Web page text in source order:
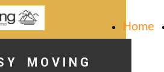
Home
Y M O V I N G